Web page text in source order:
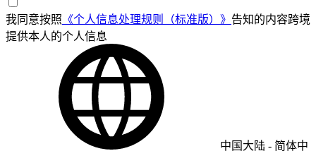
我同意按照 《个人信息处理规则（标准版）》 告知的内容跨境
提供本人的个人信息
中国大陆 - 简体中